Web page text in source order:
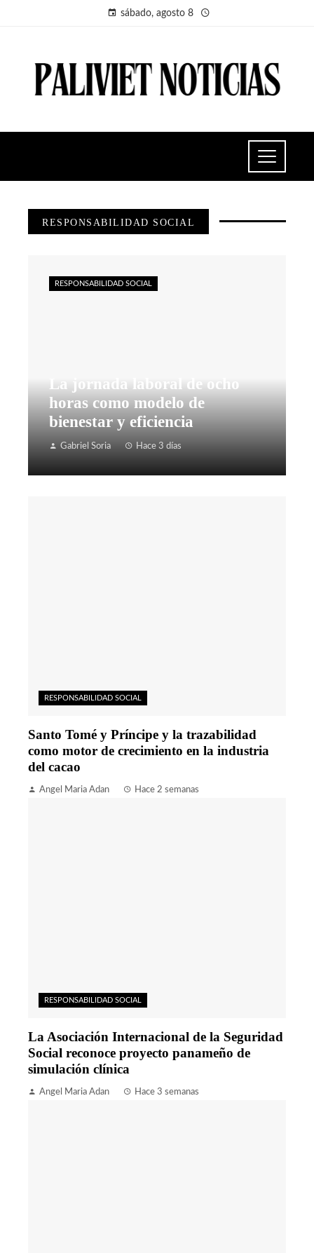
sábado, agosto 8
RESPONSABILIDAD SOCIAL
La jornada laboral de ocho
horas como modelo de
bienestar y eficiencia
Gabriel Soria Hace 3 días
RESPONSABILIDAD SOCIAL
RESPONSABILIDAD SOCIAL
Santo Tomé y Príncipe y la trazabilidad
como motor de crecimiento en la industria
del cacao
Angel Maria Adan Hace 2 semanas
RESPONSABILIDAD SOCIAL
La Asociación Internacional de la Seguridad
Social reconoce proyecto panameño de
simulación clínica
Angel Maria Adan Hace 3 semanas